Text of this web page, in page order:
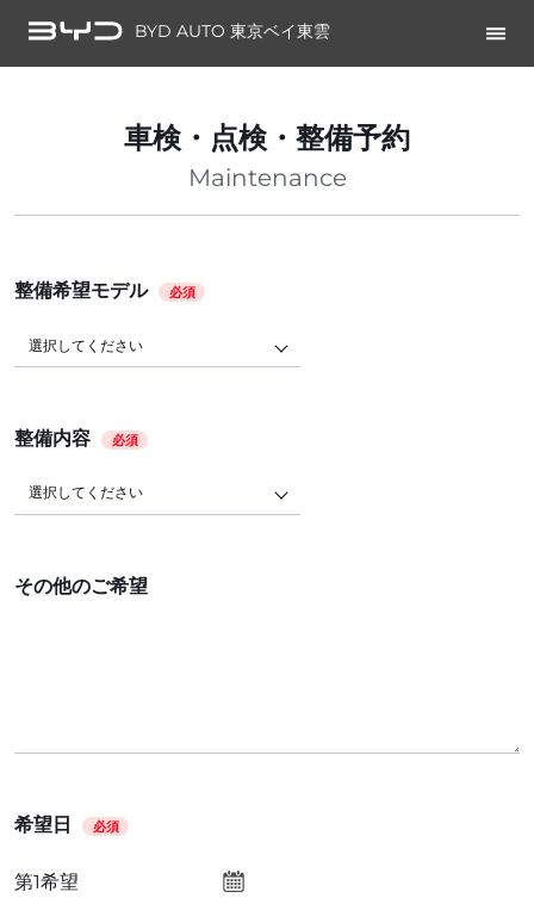
BYD AUTO 東京ベイ東雲
車検・点検・整備予約
Maintenance
整備希望モデル 必須
選択してください
整備内容 必須
選択してください
その他のご希望
希望日 必須
第1希望